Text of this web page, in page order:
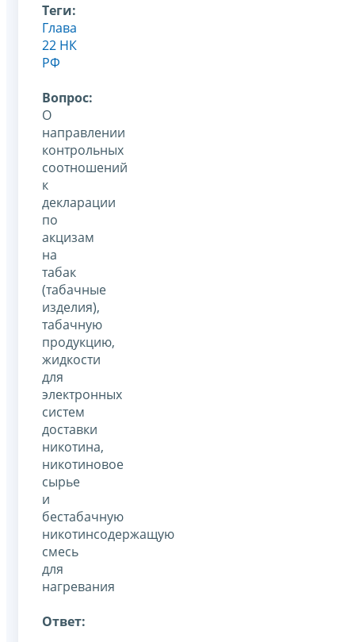
Теги:
Глава
22 НК
РФ
Вопрос:
О
направлении
контрольных
соотношений
к
декларации
по
акцизам
на
табак
(табачные
изделия),
табачную
продукцию,
жидкости
для
электронных
систем
доставки
никотина,
никотиновое
сырье
и
бестабачную
никотинсодержащую
смесь
для
нагревания
Ответ: